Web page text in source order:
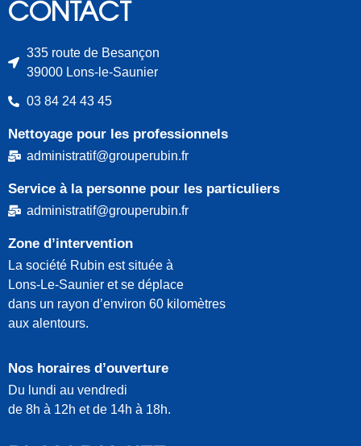
CONTACT
335 route de Besançon
39000 Lons-le-Saunier
03 84 24 43 45
Nettoyage pour les professionnels
administratif@grouperubin.fr
Service à la personne pour les particuliers
administratif@grouperubin.fr
Zone d’intervention
La société Rubin est située à
Lons-Le-Saunier et se déplace
dans un rayon d’environ 60 kilomètres
aux alentours.
Nos horaires d’ouverture
Du lundi au vendredi
de 8h à 12h et de 14h à 18h.